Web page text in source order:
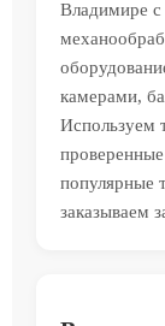
Владимире
камерами,
Используем
популярные
заказываем